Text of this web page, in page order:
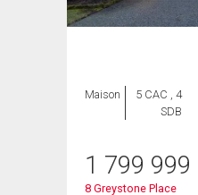
Maison
5 CAC , 4
SDB
1 799 999
8 Greystone Place